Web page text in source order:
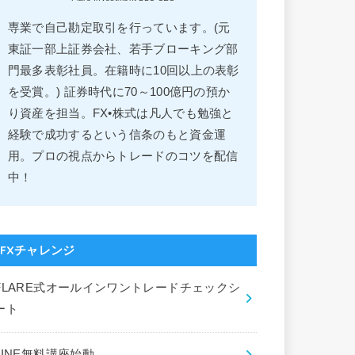
専業で自己勘定取引を行っています。(元
東証一部上証券会社、若手ブローキング部
門最多表彰社員。在籍時に10回以上の表彰
を受賞。) 証券時代に70～100億円の預か
り資産を担当。FX•株式は凡人でも勉強と
経験で成功するという信条のもと資金運
用。プロの視点からトレードのコツを配信
中！
FXチャレンジ
式オールインワントレードチェックシ
ト